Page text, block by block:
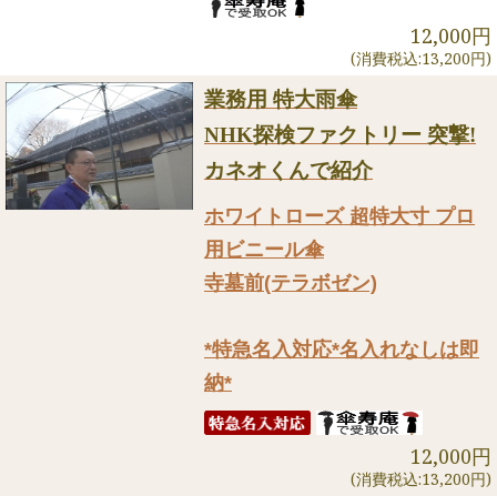
12,000円
(消費税込:13,200円)
業務用 特大雨傘
NHK探検ファクトリー 突撃!
カネオくんで紹介
ホワイトローズ 超特大寸 プロ
用ビニール傘
寺墓前(テラボゼン)
*特急名入対応*名入れなしは即
納*
12,000円
(消費税込:13,200円)